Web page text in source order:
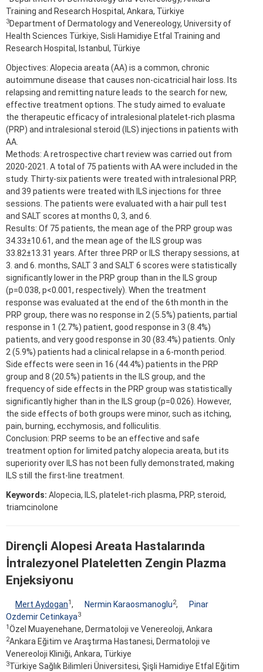
Training and Research Hospital, Ankara, Türkiye
3Department of Dermatology and Venereology, University of
Health Sciences Türkiye, Sisli Hamidiye Etfal Training and
Research Hospital, Istanbul, Türkiye
Objectives: Alopecia areata (AA) is a common, chronic
autoimmune disease that causes non-cicatricial hair loss. Its
relapsing and remitting nature leads to the search for new,
effective treatment options. The study aimed to evaluate
the therapeutic efficacy of intralesional platelet-rich plasma
(PRP) and intralesional steroid (ILS) injections in patients with
AA.
Methods: A retrospective chart review was carried out from
2020-2021. A total of 75 patients with AA were included in the
study. Thirty-six patients were treated with intralesional PRP,
and 39 patients were treated with ILS injections for three
sessions. The patients were evaluated with a hair pull test
and SALT scores at months 0, 3, and 6.
Results: Of 75 patients, the mean age of the PRP group was
34.33±10.61, and the mean age of the ILS group was
33.82±13.31 years. After three PRP or ILS therapy sessions, at
3. and 6. months, SALT 3 and SALT 6 scores were statistically
significantly lower in the PRP group than in the ILS group
(p=0.038, p<0.001, respectively). When the treatment
response was evaluated at the end of the 6th month in the
PRP group, there was no response in 2 (5.5%) patients, partial
response in 1 (2.7%) patient, good response in 3 (8.4%)
patients, and very good response in 30 (83.4%) patients. Only
2 (5.9%) patients had a clinical relapse in a 6-month period.
Side effects were seen in 16 (44.4%) patients in the PRP
group and 8 (20.5%) patients in the ILS group, and the
frequency of side effects in the PRP group was statistically
significantly higher than in the ILS group (p=0.026). However,
the side effects of both groups were minor, such as itching,
pain, burning, ecchymosis, and folliculitis.
Conclusion: PRP seems to be an effective and safe
treatment option for limited patchy alopecia areata, but its
superiority over ILS has not been fully demonstrated, making
ILS still the first-line treatment.
Keywords: Alopecia, ILS, platelet-rich plasma, PRP, steroid,
triamcinolone
Dirençli Alopesi Areata Hastalarında
İntralezyonel Plateletten Zengin Plazma
Enjeksiyonu
Mert Aydogan1, Nermin Karaosmanoglu2,
Pinar
Ozdemir Cetinkaya3
1Özel Muayenehane, Dermatoloji ve Venereoloji, Ankara
2Ankara Eğitim ve Araştırma Hastanesi, Dermatoloji ve
Venereoloji Kliniği, Ankara, Türkiye
3Türkiye Sağlık Bilimleri Üniversitesi, Şişli Hamidiye Etfal Eğitim